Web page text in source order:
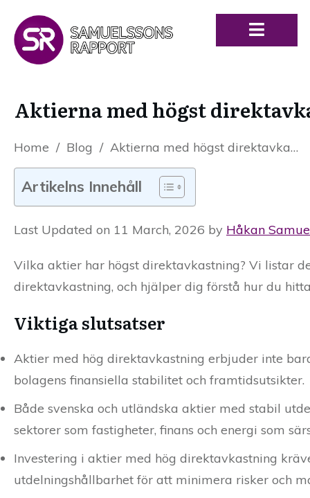
Aktierna med högst
Home / Blog / Aktierna med högst direktavkastning 2026 – Maxa din utdelning
Artikelns Innehåll
Last Updated on 11 March, 2026 by Håkan
Vilka aktier har högst direktavkastning? Vi listar
direktavkastning, och hjälper dig förstå hur du
Viktiga slutsatser
Aktier med hög direktavkastning erbjuder inte
bolagens finansiella stabilitet och framtidsutsikter.
Både svenska och utländska aktier med stabil
sektorer som fastigheter, finans och energi som
Investering i aktier med hög direktavkastning
utdelningshållbarhet för att minimera risker och